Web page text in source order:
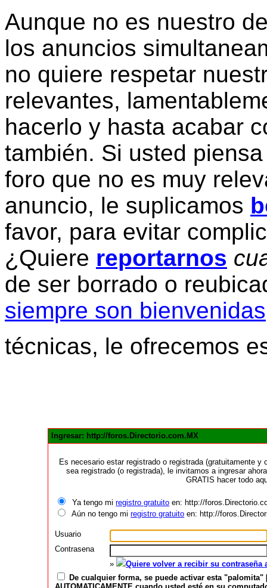
Aunque no es nuestro
los anuncios
no quiere respetar
relevantes,
hacerlo y hasta acabar
también. Si usted
foro que no es muy
anuncio, le suplicamos
favor, para evitar
¿Quiere reportarnos
de ser borrado o
siempre son bienvenidas
técnicas, le ofrecemos
Ingresar: http://foros.Directorio.com.MX
Es necesario estar registrado o registrada (gratuitamente
sea registrado (o registrada), le invitamos a ingresar
GRATIS hacer todo
Ya tengo miregistro gratuito en: http://
Aún no tengo miregistro gratuito en: http://
Usuario
Contrasena
»
Quiere volver a recibir su
De cualquier forma, se puede activar esta